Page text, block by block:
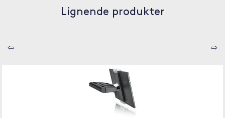
Lignende produkter
⇦ ⇨